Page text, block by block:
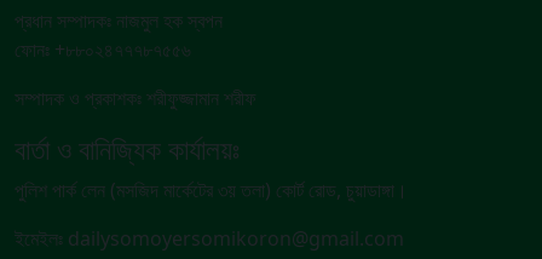
প্রধান সম্পাদকঃ নাজমুল হক স্বপন
ফোনঃ +৮৮০২৪৭৭৭৮৭৫৫৬
সম্পাদক ও প্রকাশকঃ শরীফুজ্জামান শরীফ
বার্তা ও বানিজ্যিক কার্যালয়ঃ
পুলিশ পার্ক লেন (মসজিদ মার্কেটের ৩য় তলা) কোর্ট রোড, চুয়াডাঙ্গা।
ইমেইলঃ dailysomoyersomikoron@gmail.com